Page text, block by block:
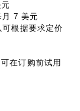
7 美元
根据要求定价
在订购前试用